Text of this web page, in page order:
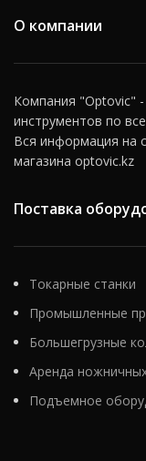
О компании
Компания "Optovic"
инструментов по
Вся информация на
магазина optovic.kz
Поставка
Токарные станки
Промышленные
Большегрузные
Аренда
Подъемное